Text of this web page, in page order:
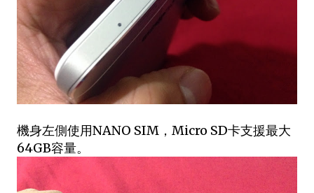
機身左側使用NANO SIM，Micro SD卡支援最大
64GB容量。